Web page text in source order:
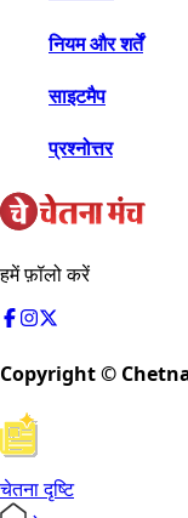
नियम और शर्तें
साइटमैप
प्रश्नोत्तर
हमें फ़ॉलो करें
Copyright ©
चेतना दृष्टि